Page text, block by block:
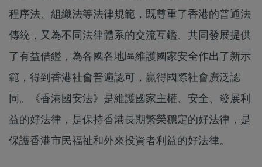
程序法、組織法等法律規範，既尊重了香港的普通法
傳統，又為不同法律體系的交流互鑑、共同發展提供
了有益借鑑，為各國各地區維護國家安全作出了新示
範，得到香港社會普遍認可，贏得國際社會廣泛認
同。《香港國安法》是維護國家主權、安全、發展利
益的好法律，是保持香港長期繁榮穩定的好法律，是
保護香港市民福祉和外來投資者利益的好法律。